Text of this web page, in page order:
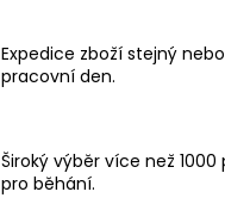
Expedice zboží stejný
pracovní den.
Široký výběr více než 1000
pro běhání.